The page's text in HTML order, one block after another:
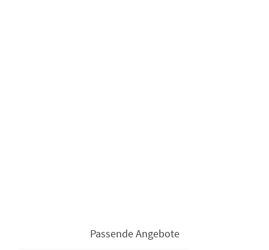
Passende Angebote